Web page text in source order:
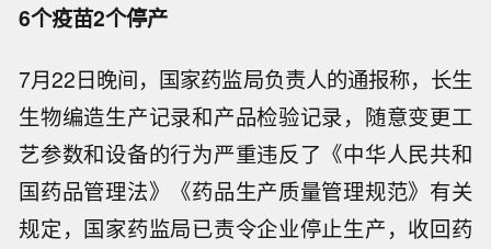
6个疫苗2个停产
7月22日晚间，国家药监局负责人的通报称，长生
生物编造生产记录和产品检验记录，随意变更工
艺参数和设备的行为严重违反了《中华人民共和
国药品管理法》《药品生产质量管理规范》有关
规定，国家药监局已责令企业停止生产，收回药